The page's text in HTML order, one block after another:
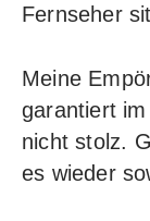
Fernseher
Meine
garantiert
nicht stolz.
es wieder